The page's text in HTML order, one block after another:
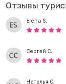
Отзывы
Elena S.
Сергей С.
Наталья С.